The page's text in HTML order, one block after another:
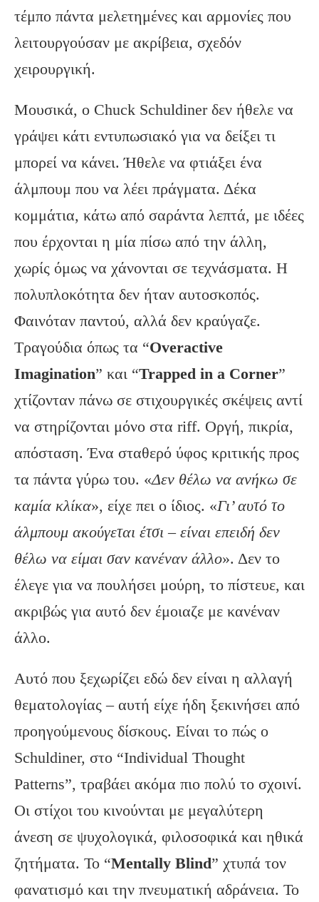
τέμπο πάντα μελετημένες και αρμονίες που
λειτουργούσαν με ακρίβεια, σχεδόν
χειρουργική.
Μουσικά, ο Chuck Schuldiner δεν ήθελε να
γράψει κάτι εντυπωσιακό για να δείξει τι
μπορεί να κάνει. Ήθελε να φτιάξει ένα
άλμπουμ που να λέει πράγματα. Δέκα
κομμάτια, κάτω από σαράντα λεπτά, με ιδέες
που έρχονται η μία πίσω από την άλλη,
χωρίς όμως να χάνονται σε τεχνάσματα. Η
πολυπλοκότητα δεν ήταν αυτοσκοπός.
Φαινόταν παντού, αλλά δεν κραύγαζε.
Τραγούδια όπως τα “Overactive
Imagination” και “Trapped in a Corner”
χτίζονταν πάνω σε στιχουργικές σκέψεις αντί
να στηρίζονται μόνο στα riff. Οργή, πικρία,
απόσταση. Ένα σταθερό ύφος κριτικής προς
τα πάντα γύρω του. «Δεν θέλω να ανήκω σε
καμία κλίκα», είχε πει ο ίδιος. «Γι’ αυτό το
άλμπουμ ακούγεται έτσι – είναι επειδή δεν
θέλω να είμαι σαν κανέναν άλλο». Δεν το
έλεγε για να πουλήσει μούρη, το πίστευε, και
ακριβώς για αυτό δεν έμοιαζε με κανέναν
άλλο.
Αυτό που ξεχωρίζει εδώ δεν είναι η αλλαγή
θεματολογίας – αυτή είχε ήδη ξεκινήσει από
προηγούμενους δίσκους. Είναι το πώς ο
Schuldiner, στο “Individual Thought
Patterns”, τραβάει ακόμα πιο πολύ το σχοινί.
Οι στίχοι του κινούνται με μεγαλύτερη
άνεση σε ψυχολογικά, φιλοσοφικά και ηθικά
ζητήματα. Το “Mentally Blind” χτυπά τον
φανατισμό και την πνευματική αδράνεια. Το